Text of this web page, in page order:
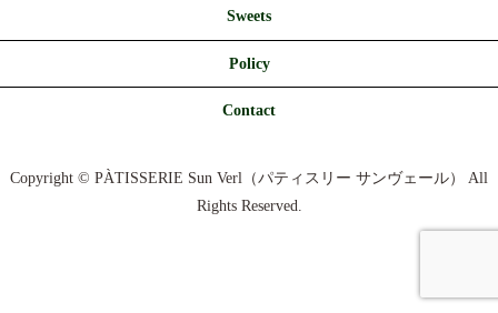
Sweets
Policy
Contact
Copyright © PÀTISSERIE Sun Verl（パティスリー サンヴェール） All
Rights Reserved.